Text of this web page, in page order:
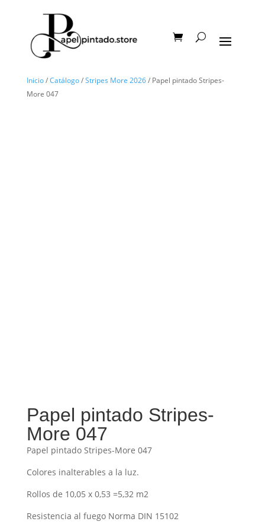
Inicio/Catálogo/Stripes More 2026/ Papel pintado Stripes-
More 047
Papel pintado Stripes-
More 047
Papel pintado Stripes-More 047
Colores inalterables a la luz.
Rollos de 10,05 x 0,53 =5,32 m2
Resistencia al fuego Norma DIN 15102